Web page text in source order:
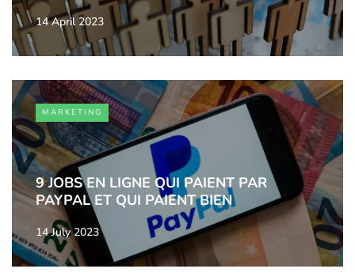
14 April 2023
MARKETING
9 JOBS EN LIGNE QUI PAIENT PAR
PAYPAL ET QUI PAIENT BIEN
14 July 2023